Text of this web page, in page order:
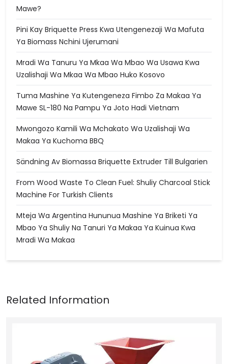
Mawe?
Pini Kay Briquette Press Kwa Utengenezaji Wa Mafuta
Ya Biomass Nchini Ujerumani
Mradi Wa Tanuru Ya Mkaa Wa Mbao Wa Usawa Kwa
Uzalishaji Wa Mkaa Wa Mbao Huko Kosovo
Tuma Mashine Ya Kutengeneza Fimbo Za Makaa Ya
Mawe SL-180 Na Pampu Ya Joto Hadi Vietnam
Mwongozo Kamili Wa Mchakato Wa Uzalishaji Wa
Makaa Ya Kuchoma BBQ
Sändning Av Biomassa Briquette Extruder Till Bulgarien
From Wood Waste To Clean Fuel: Shuliy Charcoal Stick
Machine For Turkish Clients
Mteja Wa Argentina Hununua Mashine Ya Briketi Ya
Mbao Ya Shuliy Na Tanuri Ya Makaa Ya Kuinua Kwa
Mradi Wa Makaa